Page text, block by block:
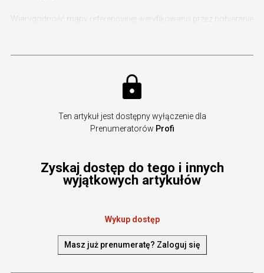
Wiarygodność mapy referencyjnej weryfikowano przez pobieranie
Ten artykuł jest dostępny wyłączenie dla
Prenumeratorów Profi
Zyskaj dostęp do tego i innych
wyjątkowych artykułów
Wykup dostęp
Masz już prenumeratę? Zaloguj się